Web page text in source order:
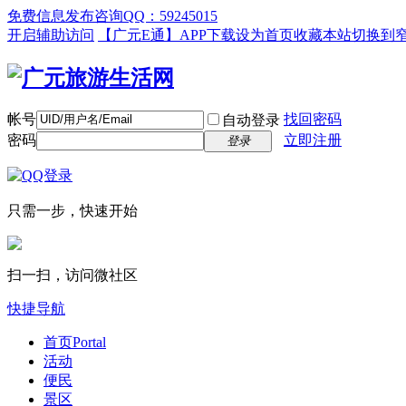
免费信息发布咨询QQ：59245015
开启辅助访问
【广元E通】APP下载设为首页收藏本站切换到
帐号 自动登录 找回密码
密码
登录 立即注册
只需一步，快速开始
扫一扫，访问微社区
快捷导航
首页Portal
活动
便民
景区